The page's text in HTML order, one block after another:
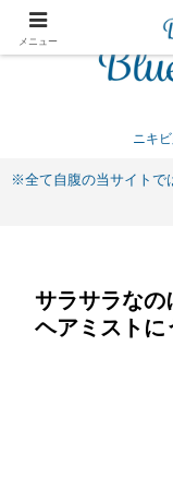
ニキ
※全て自腹の当サイトで
サラサラなの
ヘアミストに
メニュー